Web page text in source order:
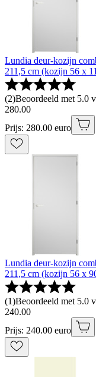
Lundia deur-kozijn
211,5 cm (kozijn 56 x
(2)Beoordeeld met 5.0
280.00
Prijs: 280.00 euro
Lundia deur-kozijn
211,5 cm (kozijn 56 x
(1)Beoordeeld met 5.0
240.00
Prijs: 240.00 euro